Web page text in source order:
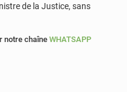
de la Justice, sans
notre chaîne WHATSAPP